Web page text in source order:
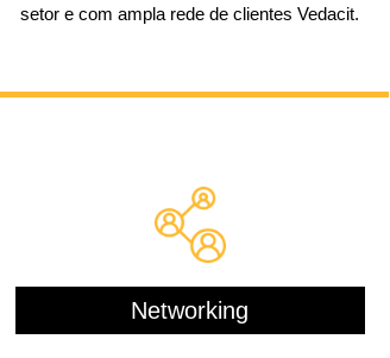
setor e com ampla rede de clientes Vedacit.
Networking